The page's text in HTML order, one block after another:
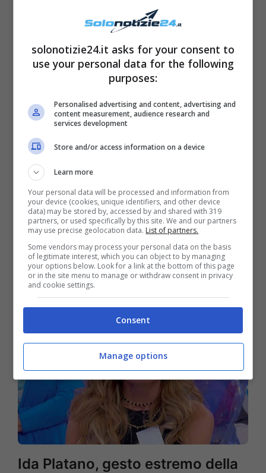
Matrimonio a prima vista, Andrea
e Sitara spunta video insieme in
bagno: “Sono successe delle
cose”
Ida Platano, gesto estremo della
solonotizie24.it asks for your consent to
use your personal data for the following
purposes:
Personalised advertising and content, advertising and
content measurement, audience research and
services development
Store and/or access information on a device
Learn more
Your personal data will be processed and information from
your device (cookies, unique identifiers, and other device
data) may be stored by, accessed by and shared with 319
partners, or used specifically by this site. We and our partners
may use precise geolocation data. List of partners.
Some vendors may process your personal data on the basis
of legitimate interest, which you can object to by managing
your options below. Look for a link at the bottom of this page
or in the site menu to manage or withdraw consent in privacy
and cookie settings.
Consent
Manage options